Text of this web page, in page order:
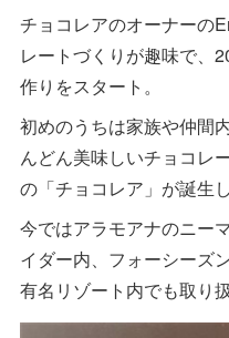
チョコレアのオーナーの
レートづくりが趣味で、
作りをスタート。
初めのうちは家族や仲間
んどん美味しいチョコレ
の「チョコレア」が誕生し
今ではアラモアナのニー
イダー内、フォーシーズ
有名リゾート内でも取り